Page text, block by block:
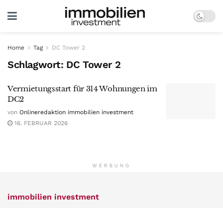
Home Tag DC Tower 2
Schlagwort: DC Tower 2
Vermietungsstart für 314 Wohnungen im
DC2
von Onlineredaktion immobilien investment
16. FEBRUAR 2026
WERBUNG
immobilien investment